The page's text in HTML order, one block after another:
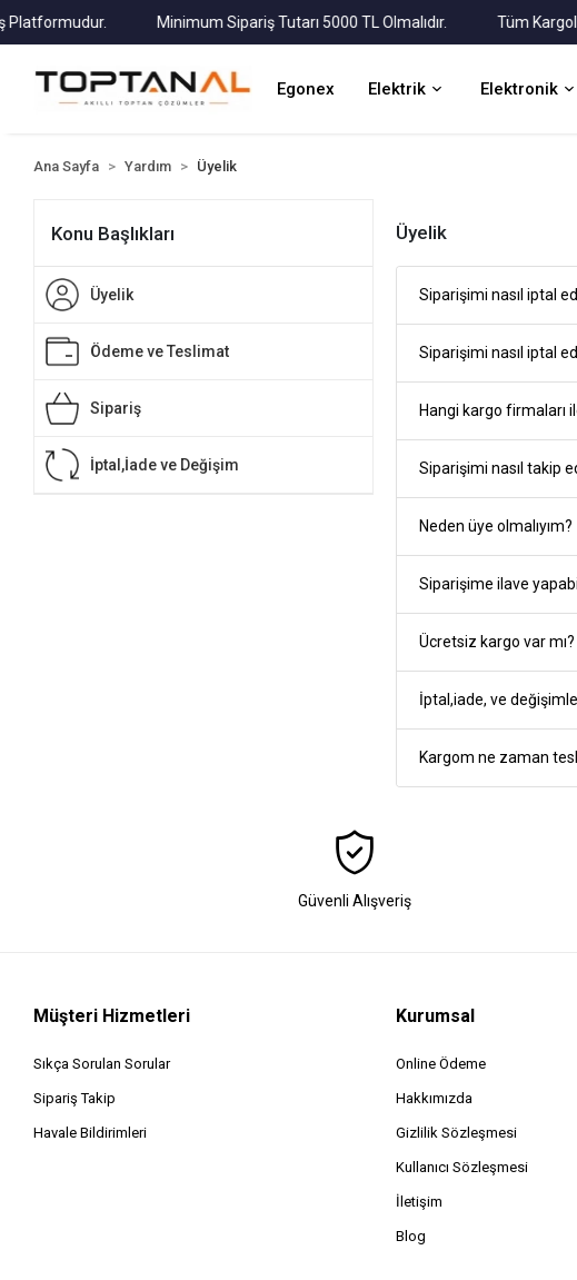
Minimum Sipariş Tutarı 5000 TL Olmalıdır. Tüm Kargolar
Egonex Elektrik Elektronik
Ana Sayfa Yardım Üyelik
Konu Başlıkları
Üyelik
Ödeme ve Teslimat
Sipariş
İptal,İade ve Değişim
Üyelik
Siparişimi nasıl iptal
Siparişimi nasıl iptal
Hangi kargo firmaları
Siparişimi nasıl takip
Neden üye olmalıyım?
Siparişime ilave
Ücretsiz kargo var mı?
İptal,iade, ve
Kargom ne zaman
Güvenli Alışveriş
Müşteri Hizmetleri
Sıkça Sorulan Sorular
Sipariş Takip
Havale Bildirimleri
Kurumsal
Online Ödeme
Hakkımızda
Gizlilik Sözleşmesi
Kullanıcı Sözleşmesi
İletişim
Blog